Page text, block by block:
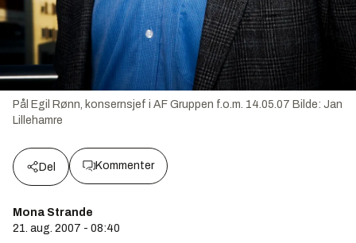
Pål Egil Rønn, konsernsjef i AF Gruppen f.o.m. 14.05.07 Bilde: Jan
Lillehamre
Del Kommenter
Mona Strande
21. aug. 2007 - 08:40